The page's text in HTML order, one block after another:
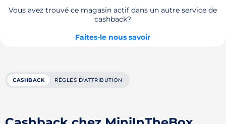
Vous avez trouvé ce magasin actif dans un autre service de
cashback?
Faites-le nous savoir
CASHBACK RÈGLES D'ATTRIBUTION